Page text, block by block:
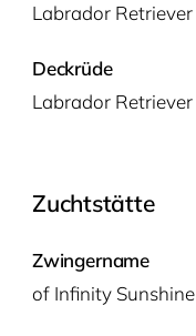
Labra­dor Retriever
Deckrüde
Labra­dor Retriever
Zuchtstätte
Zwingername
of Infi­ni­ty Sunshine